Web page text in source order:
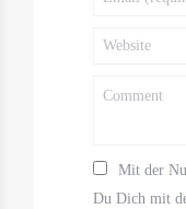
Mit der
Du Dich mit